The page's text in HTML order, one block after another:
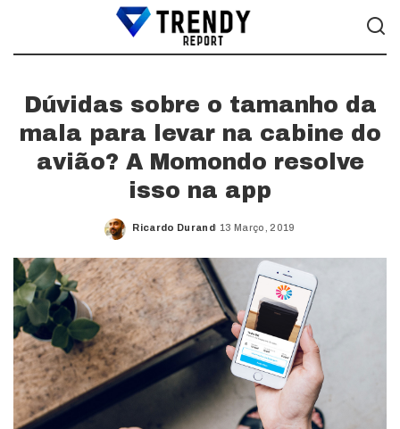
Dúvidas sobre o tamanho da
mala para levar na cabine do
avião? A Momondo resolve
isso na app
Posted
Ricardo Durand 13 Março, 2019